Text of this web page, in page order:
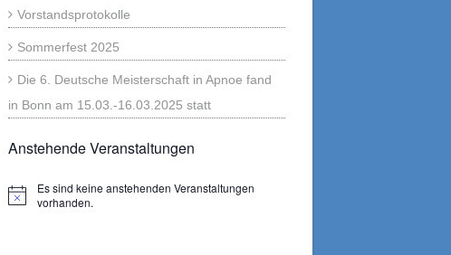
Vorstandsprotokolle
Sommerfest 2025
Die 6. Deutsche Meisterschaft in Apnoe fand
in Bonn am 15.03.-16.03.2025 statt
Anstehende Veranstaltungen
Hinweis
Es sind keine anstehenden Veranstaltungen
vorhanden.